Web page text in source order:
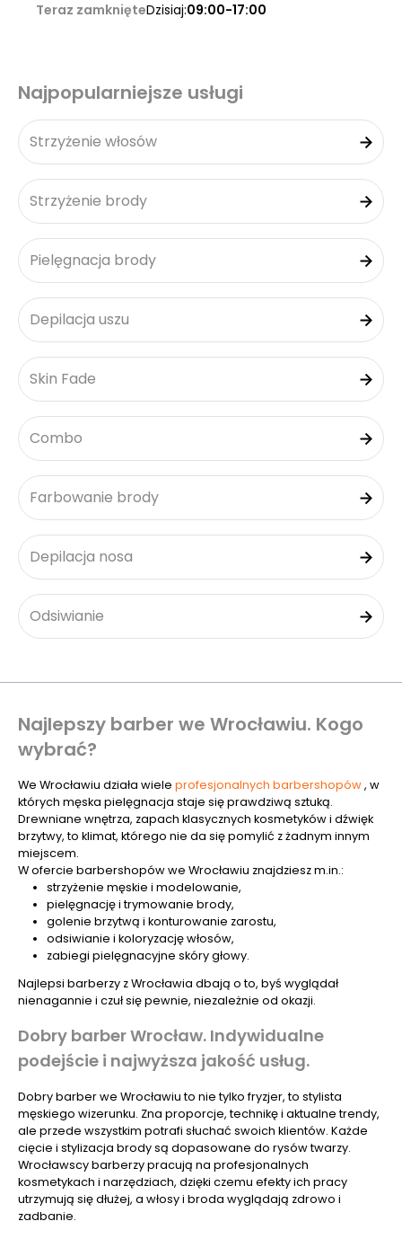
Teraz zamknięteDzisiaj:09:00-17:00
Najpopularniejsze usługi
Strzyżenie włosów
Strzyżenie brody
Pielęgnacja brody
Depilacja uszu
Skin Fade
Combo
Farbowanie brody
Depilacja nosa
Odsiwianie
Najlepszy barber we Wrocławiu. Kogo
wybrać?
We Wrocławiu działa wiele profesjonalnych barbershopów, w
których męska pielęgnacja staje się prawdziwą sztuką.
Drewniane wnętrza, zapach klasycznych kosmetyków i dźwięk
brzytwy, to klimat, którego nie da się pomylić z żadnym innym
miejscem.
W ofercie barbershopów we Wrocławiu znajdziesz m.in.:
strzyżenie męskie i modelowanie,
pielęgnację i trymowanie brody,
golenie brzytwą i konturowanie zarostu,
odsiwianie i koloryzację włosów,
zabiegi pielęgnacyjne skóry głowy.
Najlepsi barberzy z Wrocławia dbają o to, byś wyglądał
nienagannie i czuł się pewnie, niezależnie od okazji.
Dobry barber Wrocław. Indywidualne
podejście i najwyższa jakość usług.
Dobry barber we Wrocławiu to nie tylko fryzjer, to stylista
męskiego wizerunku. Zna proporcje, technikę i aktualne trendy,
ale przede wszystkim potrafi słuchać swoich klientów. Każde
cięcie i stylizacja brody są dopasowane do rysów twarzy.
Wrocławscy barberzy pracują na profesjonalnych
kosmetykach i narzędziach, dzięki czemu efekty ich pracy
utrzymują się dłużej, a włosy i broda wyglądają zdrowo i
zadbanie.